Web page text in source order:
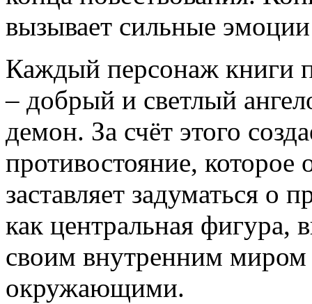
вызывает сильные
Каждый персонаж книги
– добрый и светлый
демон. За счёт этого
противостояние, которое
заставляет задуматься о
как центральная фигура,
своим внутренним
окружающими.